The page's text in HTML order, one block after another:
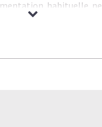
habituelle
nécessaires
de qualité, un gainer
Nos barres à base d’